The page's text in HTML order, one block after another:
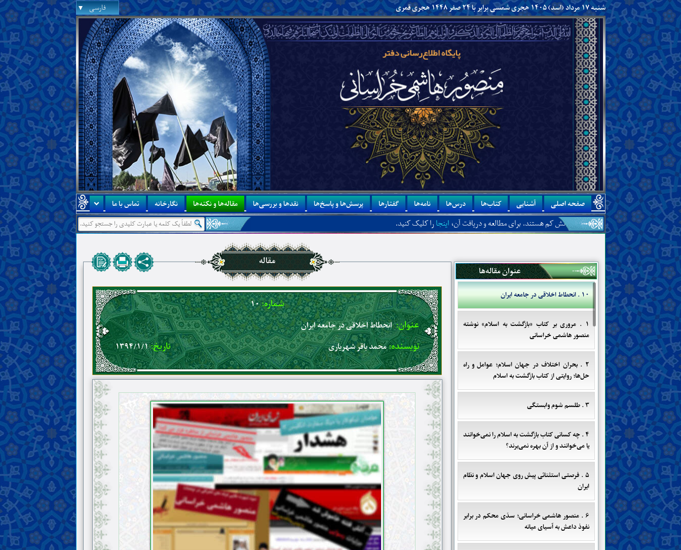
شنبه ۱۷ مرداد (اسد) ۱۴۰۵ هجری شمسی برابر با ۲۴ صفر ۱۴۴۸ هجری قمری فارسی
صفحه اصلی آشنایی کتاب‌ها درس‌ها نامه‌ها گفتارها پرسش‌ها و پاسخ‌ها نقدها و بررسی‌ها مقاله‌ها و نکته‌ها نگارخانه تماس با ما
و پیروانش کم هستند. برای مطالعه و دریافت آن،اینجارا کلیک کنید. ●درس جدید:درس‌هایی از آن جناب درباره‌ی اینکه زمین از
مقاله
شماره:۱۰
عنوان: انحطاط اخلاقی در جامعه ایران
نویسنده:محمد باقر شهریاری تاریخ:۱۳۹۴/۱/۱
عنوان مقاله‌ها
۱۰ . انحطاط اخلاقی در جامعه ایران
۱ . مروری بر کتاب «بازگشت به اسلام» نوشته
منصور هاشمی خراسانی
۲ . بحران اختلاف در جهان اسلام؛ عوامل و راه
حل‌ها؛ روایتی از کتاب بازگشت به اسلام
۳ . طلسم شوم وابستگی
۴ . چه کسانی کتاب بازگشت به اسلام را نمی‌خوانند
یا می‌خوانند و از آن بهره نمی‌برند؟
۵ . فرصتی استثنائی پیش روی جهان اسلام و نظام
ایران
۶ . منصور هاشمی خراسانی؛ سدّی محکم در برابر
نفوذ داعش به آسیای میانه